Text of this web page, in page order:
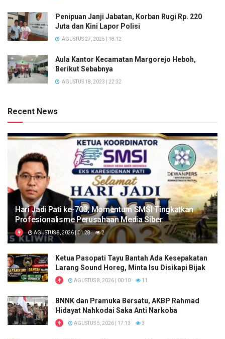
Penipuan Janji Jabatan, Korban Rugi Rp. 220
Juta dan Kini Lapor Polisi
AGUSTUS 27, 2025 | 18:12
Aula Kantor Kecamatan Margorejo Heboh,
Berikut Sebabnya
AGUSTUS 18, 2023 | 22:32
Recent News
Hari Jadi Pati ke-703, Momentum SMSI Tingkatkan
Profesionalisme Perusahaan Media Siber
AGUSTUS 8, 2026 | 01:28 2
Ketua Pasopati Tayu Bantah Ada Kesepakatan
Larang Sound Horeg, Minta Isu Disikapi Bijak
AGUSTUS 8, 2026 | 00:10 11
BNNK dan Pramuka Bersatu, AKBP Rahmad
Hidayat Nahkodai Saka Anti Narkoba
AGUSTUS 5, 2026 | 17:13 3